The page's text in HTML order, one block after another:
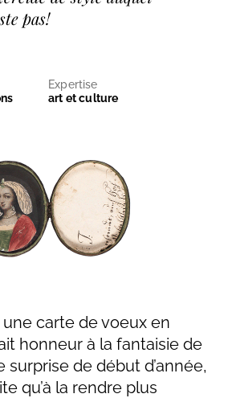
pas!
Expertise
art et culture
carte de voeux en
honneur à la fantaisie de
surprise de début d’année,
qu’à la rendre plus